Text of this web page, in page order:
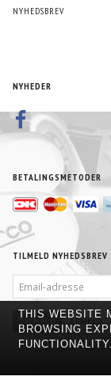
NYHEDSBREV
NYHEDER
BETALINGSMETODER
TILMELD NYHEDSBREV
ADRESSE
TILMELD AFMELD
THIS WEBSITE
BROWSING
FUNCTIONALITY.